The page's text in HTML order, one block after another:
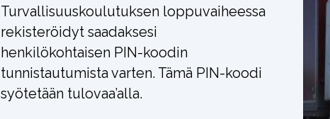
Turvallisuuskoulutuksen loppuvaiheessa
rekisteröidyt saadaksesi
henkilökohtaisen PIN-koodin
tunnistautumista varten. Tämä PIN-koodi
syötetään tulovaa’alla.